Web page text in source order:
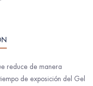
reduce de manera
de exposición del Gel